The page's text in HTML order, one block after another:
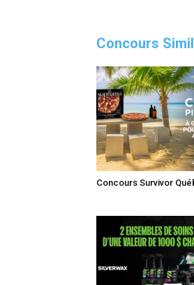
Concours
Concours Survivor